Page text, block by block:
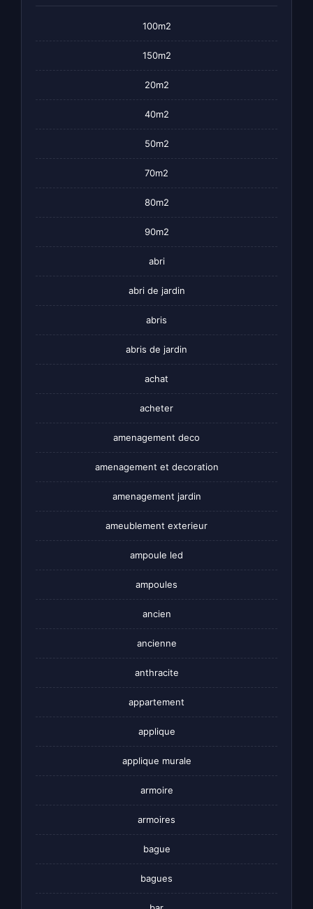
100m2
150m2
20m2
40m2
50m2
70m2
80m2
90m2
abri
abri de jardin
abris
abris de jardin
achat
acheter
amenagement deco
amenagement et decoration
amenagement jardin
ameublement exterieur
ampoule led
ampoules
ancien
ancienne
anthracite
appartement
applique
applique murale
armoire
armoires
bague
bagues